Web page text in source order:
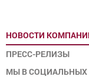
НОВОСТИ
ПРЕСС-РЕЛИЗЫ
МЫ В СОЦИАЛЬНЫХ